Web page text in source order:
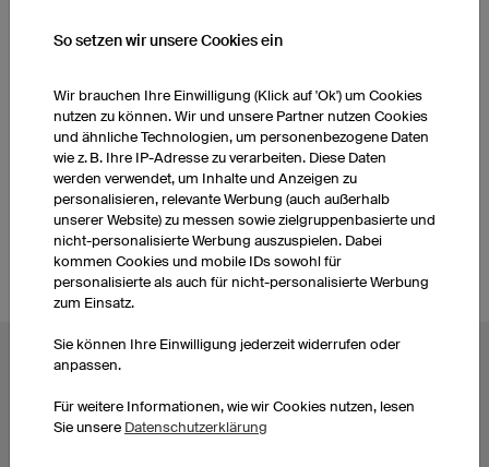
WEITERE PRODUKTE AUS UNSEREM SORTIMENT
Darttrikots Damen Darttrikots selbst gestalten
BELIEBTE THEMEN
Radtrikots
Fußballtrikots
Esporttrikots
So setzen wir unsere Cookies ein
Wir brauchen Ihre Einwilligung (Klick auf 'Ok') um Cookies
nutzen zu können. Wir und unsere Partner nutzen Cookies
und ähnliche Technologien, um personenbezogene Daten
wie z. B. Ihre IP-Adresse zu verarbeiten. Diese Daten
werden verwendet, um Inhalte und Anzeigen zu
personalisieren, relevante Werbung (auch außerhalb
unserer Website) zu messen sowie zielgruppenbasierte und
nicht-personalisierte Werbung auszuspielen. Dabei
kommen Cookies und mobile IDs sowohl für
personalisierte als auch für nicht-personalisierte Werbung
zum Einsatz.
Sie können Ihre Einwilligung jederzeit widerrufen oder
anpassen.
Für weitere Informationen, wie wir Cookies nutzen, lesen
Sie unsere Datenschutzerklärung